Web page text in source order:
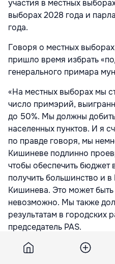
участия в местных
выборах 2028 года и
года.
Говоря о местных
пришло время избрать
генерального примара
«На местных выборах мы
число примэрий,
до 50%. Мы должны
населенных пунктов. И я
по правде говоря, мы
Кишиневе подлинно
чтобы обеспечить
получить большинство и
Кишинева. Это может быть
невозможно. Мы также
результатам в городских
председатель PAS.
Еще одним «очень важным